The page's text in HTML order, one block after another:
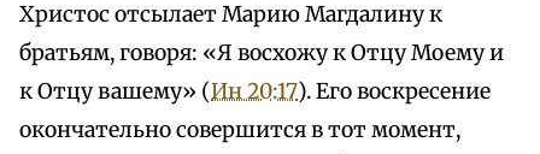
Христос отсылает Марию Магдалину к
братьям, говоря: «Я восхожу к Отцу Моему и
к Отцу вашему» (Ин 20:17). Его воскресение
окончательно совершится в тот момент,